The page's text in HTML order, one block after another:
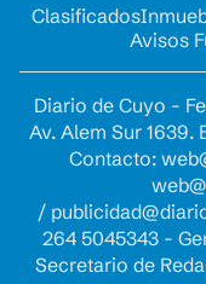
Clasificados
Avisos
Diario de Cuyo -
Av. Alem Sur
Contacto:
/
264 5045343 -
Secretario de